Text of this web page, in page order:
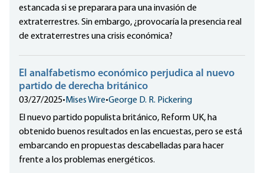
estancada si se preparara para una invasión de
extraterrestres. Sin embargo, ¿provocaría la presencia real
de extraterrestres una crisis económica?
El analfabetismo económico perjudica al nuevo
partido de derecha británico
03/27/2025• Mises Wire•George D. R. Pickering
El nuevo partido populista británico, Reform UK, ha
obtenido buenos resultados en las encuestas, pero se está
embarcando en propuestas descabelladas para hacer
frente a los problemas energéticos.